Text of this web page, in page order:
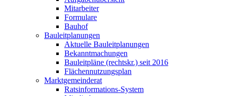
Mitarbeiter
Formulare
Bauhof
Bauleitplanungen
Aktuelle Bauleitplanungen
Bekanntmachungen
Bauleitpläne (rechtskr.) seit 2016
Flächennutzungsplan
Marktgemeinderat
Ratsinformations-System